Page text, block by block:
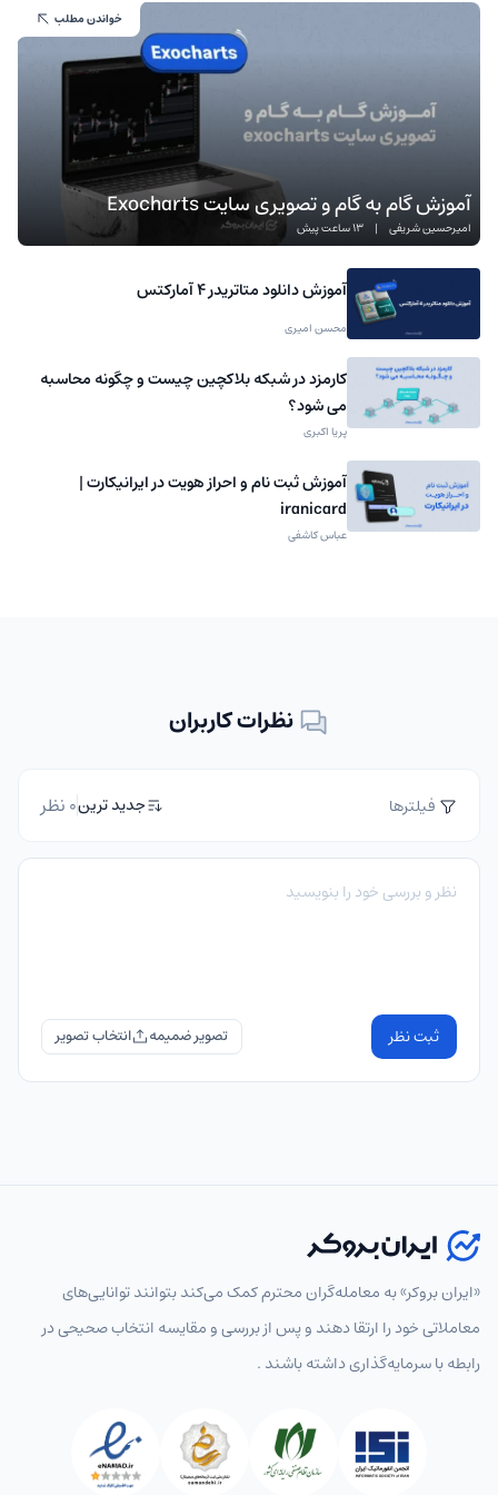
آموزش گام به گام و تصویری سایت Exocharts
امیرحسین شریفی | 13 ساعت پیش
خواندن مطلب
آموزش دانلود متاتریدر 4 آمارکتس
محسن امیری
کارمزد در شبکه بلاکچین چیست و چگونه محاسبه
می شود؟
پریا اکبری
آموزش ثبت نام و احراز هویت در ایرانیکارت |
iranicard
عباس کاشفی
نظرات کاربران
فیلترها جدید ترین0 نظر
ثبت نظر تصویر ضمیمه
«ایران بروکر» به معامله‌گران محترم کمک می‌کند بتوانند توانایی‌های
معاملاتی خود را ارتقا دهند و پس از بررسی و مقایسه انتخاب‌ صحیحی در
رابطه با سرمایه‌گذاری داشته باشند .